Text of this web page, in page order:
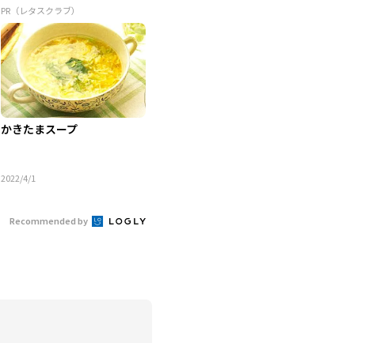
PR（レタスクラブ）
かきたまスープ
2022/4/1
Recommended by